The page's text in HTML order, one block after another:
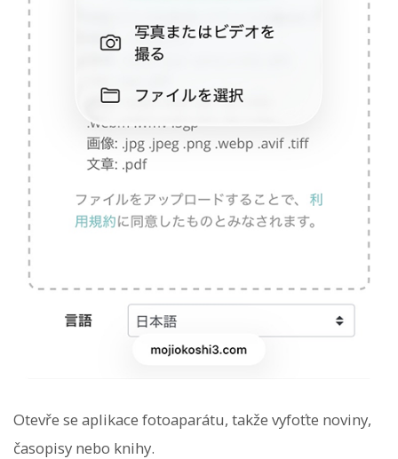
Otevře se aplikace fotoaparátu, takže vyfoťte noviny,
časopisy nebo knihy.